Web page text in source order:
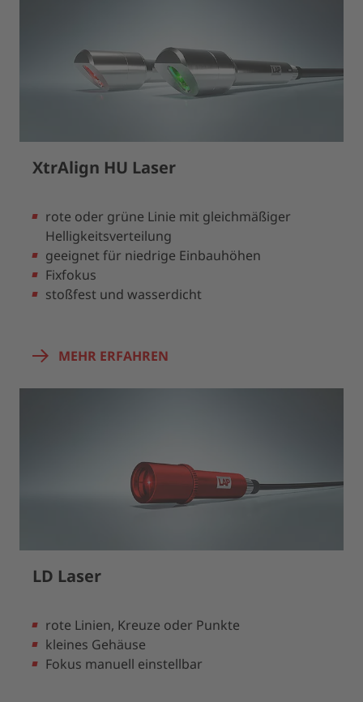
XtrAlign HU Laser
rote oder grüne Linie mit gleichmäßiger
Helligkeitsverteilung
geeignet für niedrige Einbauhöhen
Fixfokus
stoßfest und wasserdicht
MEHR ERFAHREN
LD Laser
rote Linien, Kreuze oder Punkte
kleines Gehäuse
Fokus manuell einstellbar